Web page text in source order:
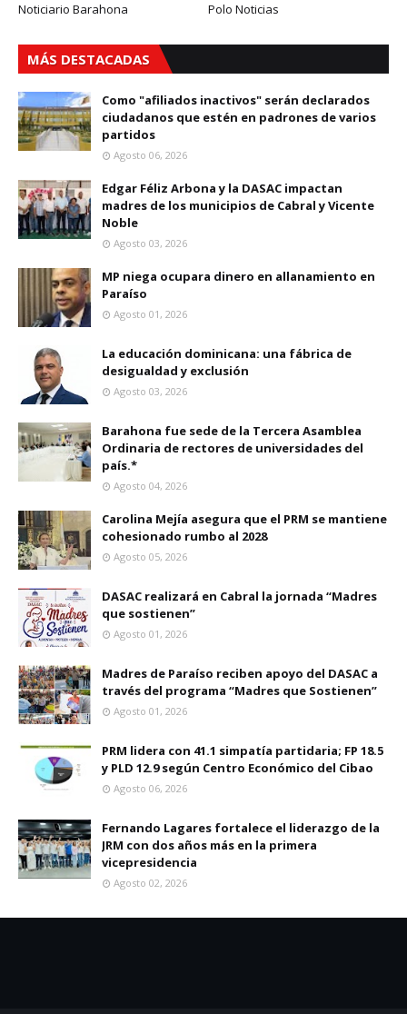
Noticiario Barahona
Polo Noticias
MÁS DESTACADAS
Como "afiliados inactivos" serán declarados
ciudadanos que estén en padrones de varios
partidos
Agosto 06, 2026
Edgar Féliz Arbona y la DASAC impactan
madres de los municipios de Cabral y Vicente
Noble
Agosto 03, 2026
MP niega ocupara dinero en allanamiento en
Paraíso
Agosto 01, 2026
La educación dominicana: una fábrica de
desigualdad y exclusión
Agosto 03, 2026
Barahona fue sede de la Tercera Asamblea
Ordinaria de rectores de universidades del
país.*
Agosto 04, 2026
Carolina Mejía asegura que el PRM se mantiene
cohesionado rumbo al 2028
Agosto 05, 2026
DASAC realizará en Cabral la jornada “Madres
que sostienen”
Agosto 01, 2026
Madres de Paraíso reciben apoyo del DASAC a
través del programa “Madres que Sostienen”
Agosto 01, 2026
PRM lidera con 41.1 simpatía partidaria; FP 18.5
y PLD 12.9 según Centro Económico del Cibao
Agosto 06, 2026
Fernando Lagares fortalece el liderazgo de la
JRM con dos años más en la primera
vicepresidencia
Agosto 02, 2026